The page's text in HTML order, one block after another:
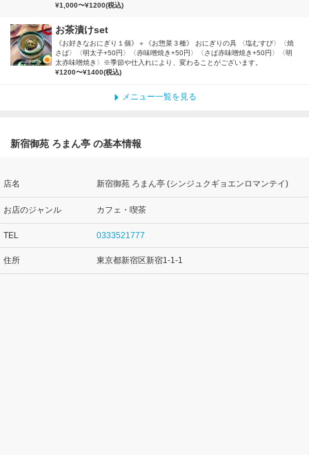
¥1,000〜¥1200(税込)
お茶漬けset
《お好きなおにぎり１個》＋《お惣菜３種》 おにぎりの具 〈塩むすび〉〈焼
さば〉〈明太子+50円〉〈赤味噌焼き+50円〉〈さば赤味噌焼き+50円〉〈明
太赤味噌焼き〉※季節や仕入れにより、変わることがございます。
¥1200〜¥1400(税込)
メニュー一覧を見る
新宿御苑 ろまん亭 の基本情報
店名 新宿御苑 ろまん亭 (シンジュクギョエンロマンテイ)
お店のジャンル カフェ・喫茶
TEL 0333521777
住所 東京都新宿区新宿1-1-1